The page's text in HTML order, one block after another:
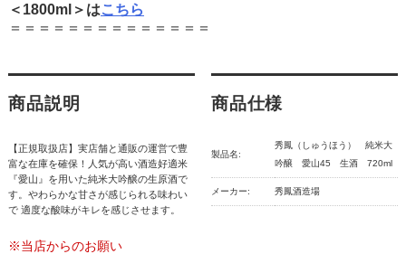
＜1800ml＞はこちら
＝＝＝＝＝＝＝＝＝＝＝＝＝＝
商品説明
【正規取扱店】実店舗と通販の運営で豊
富な在庫を確保！人気が高い酒造好適米
『愛山』を用いた純米大吟醸の生原酒で
す。やわらかな甘さが感じられる味わい
で 適度な酸味がキレを感じさせます。
商品仕様
製品名:
秀鳳（しゅうほう） 純米大
吟醸 愛山45 生酒 720ml
メーカー: 秀鳳酒造場
※当店からのお願い